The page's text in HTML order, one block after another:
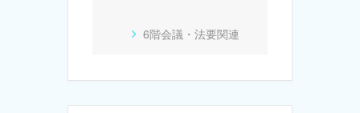
6階会議・法要関連